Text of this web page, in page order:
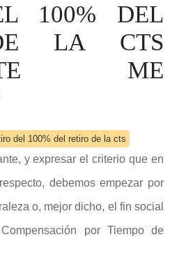
100% DEL
LA CTS
ME
del 100% del retiro de la cts
y expresar el criterio que en
debemos empezar por
o, mejor dicho, el fin social
por Tiempo de